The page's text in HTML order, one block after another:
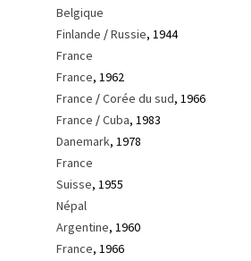
Belgique
Finlande /Russie, 1944
France
France, 1962
France /Corée du sud, 1966
France /Cuba, 1983
Danemark, 1978
France
Suisse, 1955
Népal
Argentine, 1960
France, 1966